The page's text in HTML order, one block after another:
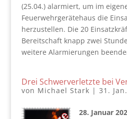
(25.04.) alarmiert, um im
Feuerwehrgerätehaus die
herzustellen. Die 20
Bereitschaft knapp zwei
weitere Alarmierungen
Drei Schwerverletzte bei
von Michael Stark | 31.
28. Januar